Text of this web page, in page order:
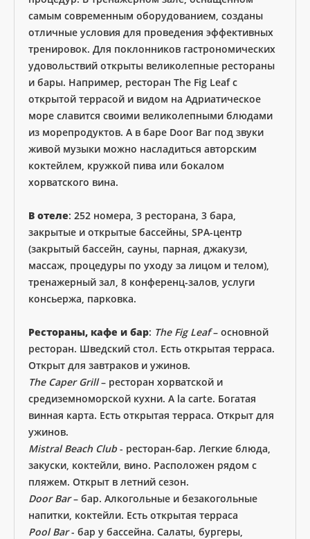
самым современным оборудованием, созданы
отличные условия для проведения эффективных
тренировок. Для поклонников гастрономических
удовольствий открыты великолепные рестораны
и бары. Например, ресторан The Fig Leaf с
открытой террасой и видом на Адриатическое
море славится своими великолепными блюдами
из морепродуктов. А в баре Door Bar под звуки
живой музыки можно насладиться авторским
коктейлем, кружкой пива или бокалом
хорватского вина.
В отеле: 252 номера, 3 ресторана, 3 бара,
закрытые и открытые бассейны, SPA-центр
(закрытый бассейн, сауны, парная, джакузи,
массаж, процедуры по уходу за лицом и телом),
тренажерный зал, 8 конференц-залов, услуги
консьержа, парковка.
Рестораны, кафе и бар: The Fig Leaf– основной
ресторан. Шведский стол. Есть открытая терраса.
Открыт для завтраков и ужинов.
The Caper Grill– ресторан хорватской и
средиземноморской кухни. A la carte. Богатая
винная карта. Есть открытая терраса. Открыт для
ужинов.
Mistral Beach Club - ресторан-бар. Легкие блюда,
закуски, коктейли, вино. Расположен рядом с
пляжем. Открыт в летний сезон.
Door Bar– бар. Алкогольные и безакогольные
напитки, коктейли. Есть открытая терраса
Pool Bar- бар у бассейна. Салаты, бургеры,